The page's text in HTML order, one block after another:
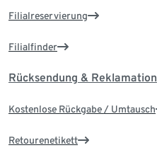
Filialreservierung
Filialfinder
Rücksendung & Reklamation
Kostenlose Rückgabe / Umtausch
Retourenetikett